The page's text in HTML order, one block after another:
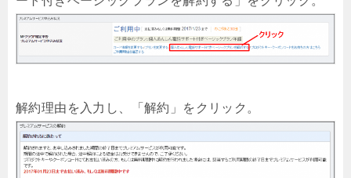
解約理由を入力し、「解約」をクリック。